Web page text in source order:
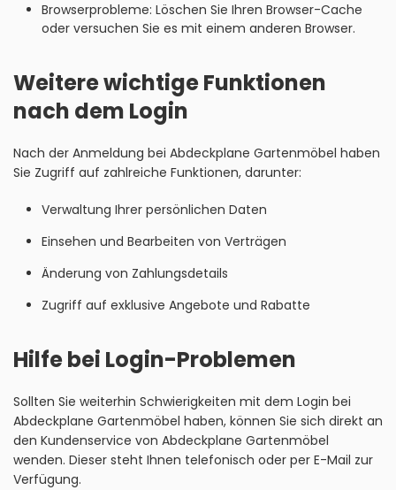
Browserprobleme: Löschen Sie Ihren Browser-Cache
oder versuchen Sie es mit einem anderen Browser.
Weitere wichtige Funktionen
nach dem Login
Nach der Anmeldung bei Abdeckplane Gartenmöbel haben
Sie Zugriff auf zahlreiche Funktionen, darunter:
Verwaltung Ihrer persönlichen Daten
Einsehen und Bearbeiten von Verträgen
Änderung von Zahlungsdetails
Zugriff auf exklusive Angebote und Rabatte
Hilfe bei Login-Problemen
Sollten Sie weiterhin Schwierigkeiten mit dem Login bei
Abdeckplane Gartenmöbel haben, können Sie sich direkt an
den Kundenservice von Abdeckplane Gartenmöbel
wenden. Dieser steht Ihnen telefonisch oder per E-Mail zur
Verfügung.